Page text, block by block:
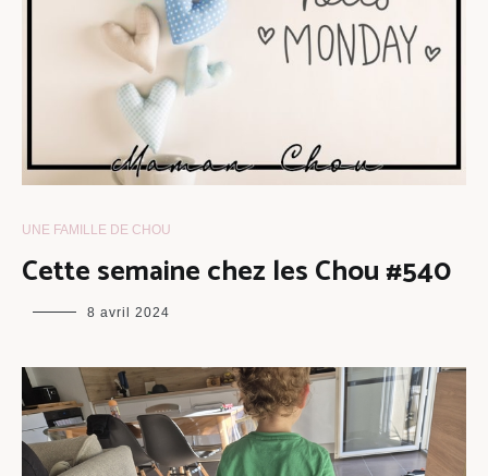
UNE FAMILLE DE CHOU
Cette semaine chez les Chou #540
maman
8 avril 2024